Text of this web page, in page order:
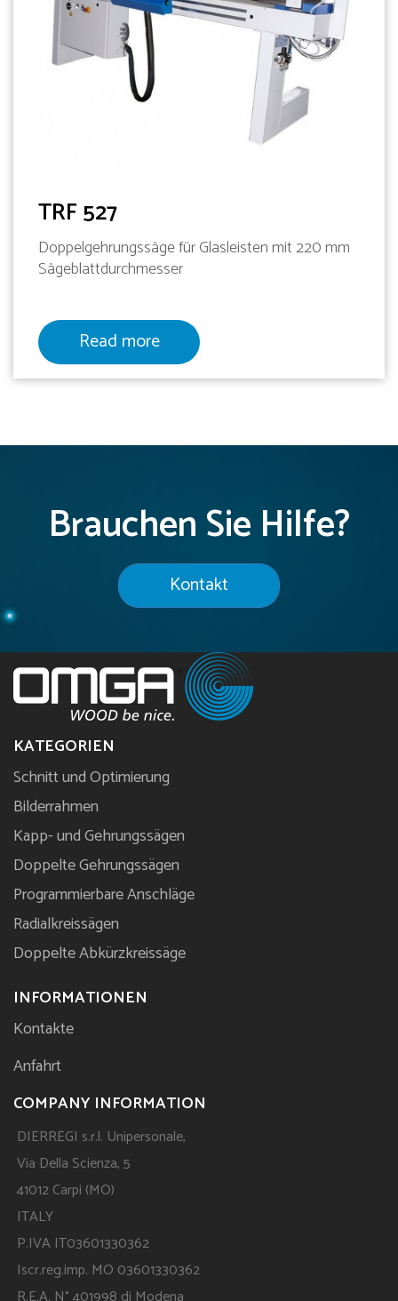
TRF 527
Doppelgehrungssäge für Glasleisten mit 220 mm
Sägeblattdurchmesser
Read more
Brauchen Sie Hilfe?
Kontakt
KATEGORIEN
Schnitt und Optimierung
Bilderrahmen
Kapp- und Gehrungssägen
Doppelte Gehrungssägen
Programmierbare Anschläge
Radialkreissägen
Doppelte Abkürzkreissäge
INFORMATIONEN
Kontakte
Anfahrt
COMPANY INFORMATION
DIERREGI s.r.l. Unipersonale,
Via Della Scienza, 5
41012 Carpi (MO)
ITALY
P.IVA IT03601330362
Iscr.reg.imp. MO 03601330362